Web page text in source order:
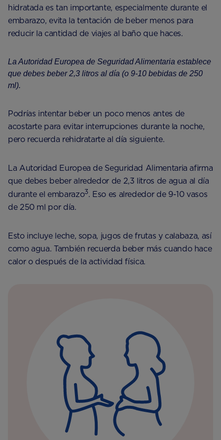
hidratada es tan importante, especialmente durante el
embarazo, evita la tentación de beber menos para
reducir la cantidad de viajes al baño que haces.
La Autoridad Europea de Seguridad Alimentaria establece
que debes beber 2,3 litros al día (o 9-10 bebidas de 250
ml).
Podrías intentar beber un poco menos antes de
acostarte para evitar interrupciones durante la noche,
pero recuerda rehidratarte al día siguiente.
La Autoridad Europea de Seguridad Alimentaria afirma
que debes beber alrededor de 2,3 litros de agua al día
durante el embarazo3. Eso es alrededor de 9-10 vasos
de 250 ml por día.
Esto incluye leche, sopa, jugos de frutas y calabaza, así
como agua. También recuerda beber más cuando hace
calor o después de la actividad física.